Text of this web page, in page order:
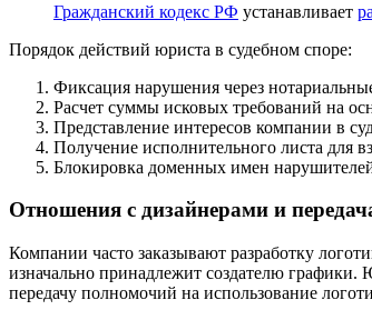
Гражданский кодекс РФ устанавливает
Порядок действий юриста в судебном споре:
Фиксация нарушения через
Расчет суммы исковых требований на
Представление интересов компании в
Получение исполнительного листа для
Блокировка доменных имен
Отношения с дизайнерами и
Компании часто заказывают разработку
изначально принадлежит создателю графики.
передачу полномочий на использование